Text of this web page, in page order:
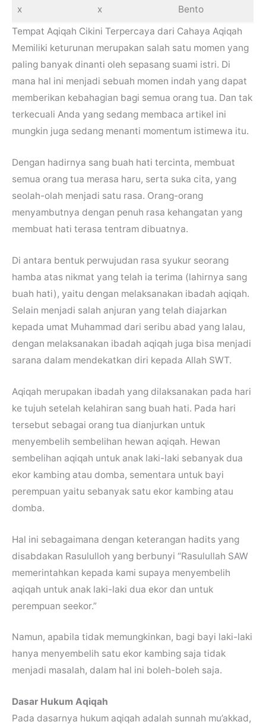
x x
Bento
Tempat Aqiqah Cikini Terpercaya dari Cahaya Aqiqah
Memiliki keturunan merupakan salah satu momen yang
paling banyak dinanti oleh sepasang suami istri. Di
mana hal ini menjadi sebuah momen indah yang dapat
memberikan kebahagian bagi semua orang tua. Dan tak
terkecuali Anda yang sedang membaca artikel ini
mungkin juga sedang menanti momentum istimewa itu.
Dengan hadirnya sang buah hati tercinta, membuat
semua orang tua merasa haru, serta suka cita, yang
seolah-olah menjadi satu rasa. Orang-orang
menyambutnya dengan penuh rasa kehangatan yang
membuat hati terasa tentram dibuatnya.
Di antara bentuk perwujudan rasa syukur seorang
hamba atas nikmat yang telah ia terima (lahirnya sang
buah hati), yaitu dengan melaksanakan ibadah aqiqah.
Selain menjadi salah anjuran yang telah diajarkan
kepada umat Muhammad dari seribu abad yang lalau,
dengan melaksanakan ibadah aqiqah juga bisa menjadi
sarana dalam mendekatkan diri kepada Allah SWT.
Aqiqah merupakan ibadah yang dilaksanakan pada hari
ke tujuh setelah kelahiran sang buah hati. Pada hari
tersebut sebagai orang tua dianjurkan untuk
menyembelih sembelihan hewan aqiqah. Hewan
sembelihan aqiqah untuk anak laki-laki sebanyak dua
ekor kambing atau domba, sementara untuk bayi
perempuan yaitu sebanyak satu ekor kambing atau
domba.
Hal ini sebagaimana dengan keterangan hadits yang
disabdakan Rasululloh yang berbunyi “Rasulullah SAW
memerintahkan kepada kami supaya menyembelih
aqiqah untuk anak laki-laki dua ekor dan untuk
perempuan seekor.”
Namun, apabila tidak memungkinkan, bagi bayi laki-laki
hanya menyembelih satu ekor kambing saja tidak
menjadi masalah, dalam hal ini boleh-boleh saja.
Dasar Hukum Aqiqah
Pada dasarnya hukum aqiqah adalah sunnah mu’akkad,